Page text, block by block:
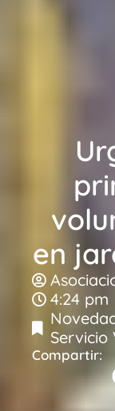
en
4:24 pm
Servicio
Compartir: